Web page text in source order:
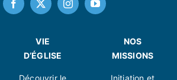
VIE
D’ÉGLISE
Découvrir le
NOS
MISSIONS
Initiation et